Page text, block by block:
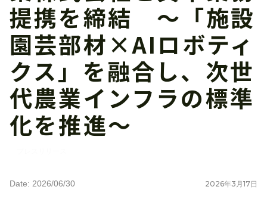
提携を締結 〜「施設
園芸部材×AIロボティ
クス」を融合し、次世
代農業インフラの標準
化を推進〜
Date: 2026/06/30 2026年3 月17日